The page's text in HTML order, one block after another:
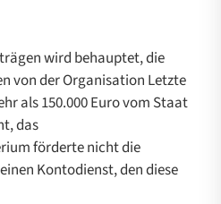
wird behauptet, die
von der Organisation Letzte
als 150.000 Euro vom Staat
das
förderte nicht die
Kontodienst, den diese